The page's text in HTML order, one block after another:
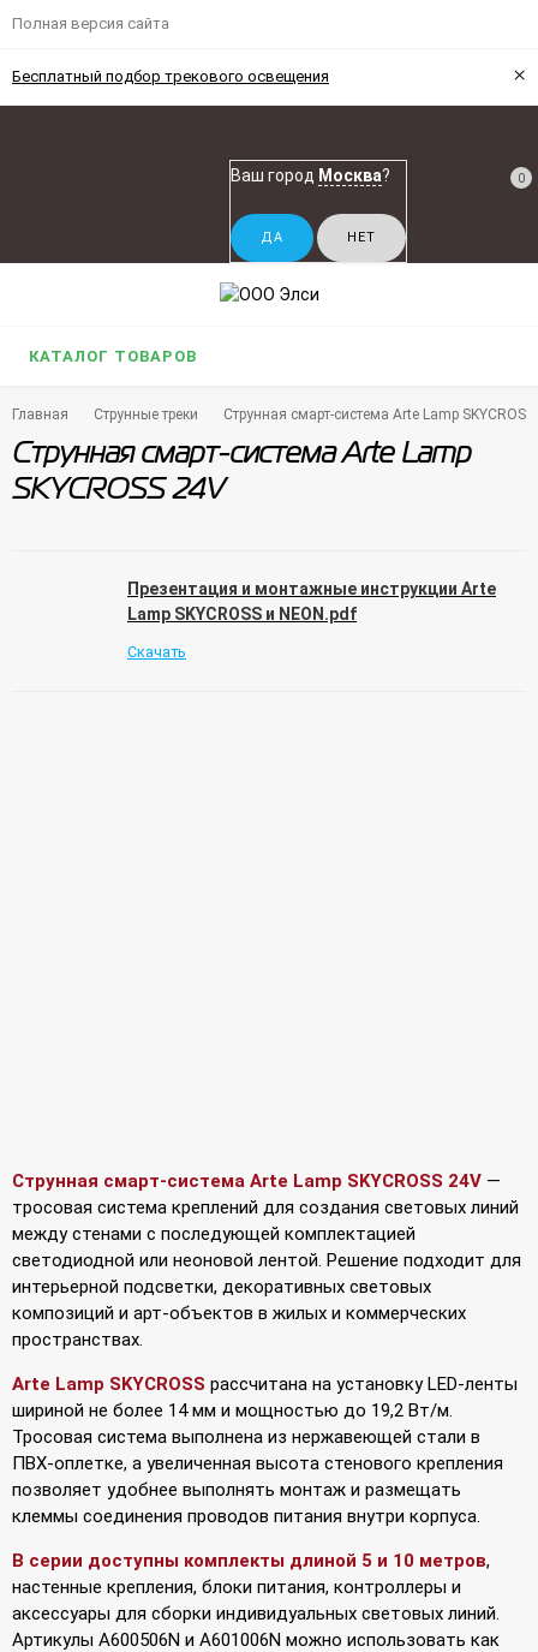
Полная версия сайта
Бесплатный подбор трекового освещения ×
Ваш город Москва? 0
КАТАЛОГ ТОВАРОВ
Главная Струнные треки Струнная смарт-система Arte Lamp
Струнная смарт-система Arte Lamp
SKYCROSS 24V
Презентация и монтажные инструкции Arte
Lamp SKYCROSS и NEON.pdf
Скачать
Струнная смарт-система Arte Lamp SKYCROSS 24V —
тросовая система креплений для создания световых линий
между стенами с последующей комплектацией
светодиодной или неоновой лентой. Решение подходит для
интерьерной подсветки, декоративных световых
композиций и арт-объектов в жилых и коммерческих
пространствах.
Arte Lamp SKYCROSS рассчитана на установку LED-ленты
шириной не более 14 мм и мощностью до 19,2 Вт/м.
Тросовая система выполнена из нержавеющей стали в
ПВХ-оплетке, а увеличенная высота стенового крепления
позволяет удобнее выполнять монтаж и размещать
клеммы соединения проводов питания внутри корпуса.
В серии доступны комплекты длиной 5 и 10 метров,
настенные крепления, блоки питания, контроллеры и
аксессуары для сборки индивидуальных световых линий.
Артикулы A600506N и A601006N можно использовать как